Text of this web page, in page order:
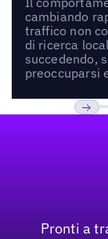
cambiando
traffico non
di ricerca
succedendo,
preoccuparsi
Pronti a